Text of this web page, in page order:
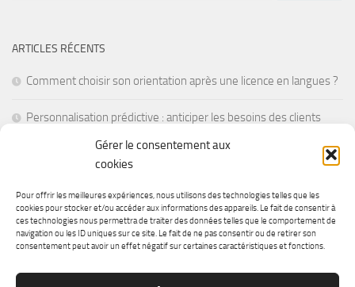
Gérer le consentement aux
cookies
Pour offrir les meilleures expériences, nous utilisons des technologies telles que les
cookies pour stocker et/ou accéder aux informations des appareils. Le fait de consentir à
ces technologies nous permettra de traiter des données telles que le comportement de
navigation ou les ID uniques sur ce site. Le fait de ne pas consentir ou de retirer son
consentement peut avoir un effet négatif sur certaines caractéristiques et fonctions.
ARTICLES RÉCENTS
Comment choisir son orientation après une licence en langues ?
Personnalisation prédictive : anticiper les besoins des clients
avant leur première visite
La réalité mixte pour former les employés en situations de crise
Les batteries à semi-conducteurs : une révolution pour
l’électronique portable